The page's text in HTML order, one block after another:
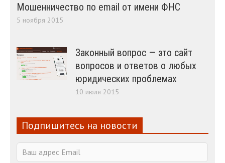
Мошенничество по email от имени ФНС
5 ноября 2015
Законный вопрос — это сайт
вопросов и ответов о любых
юридических проблемах
10 июля 2015
Подпишитесь на новости